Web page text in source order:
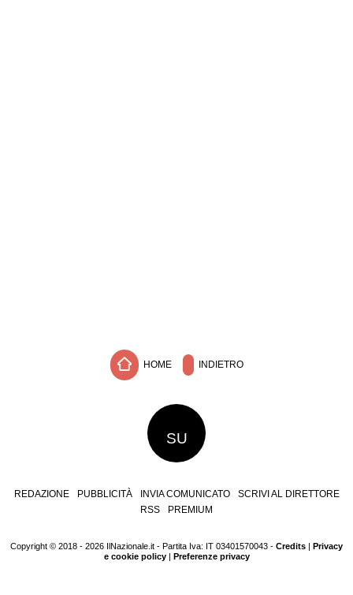
HOME INDIETRO
SU
REDAZIONE PUBBLICITÀ INVIA COMUNICATO
SCRIVI AL DIRETTORE
RSS
PREMIUM
Copyright © 2018 - 2026 IlNazionale.it - Partita Iva: IT 03401570043 - Credits | Privacy
e cookie policy| Preferenze privacy